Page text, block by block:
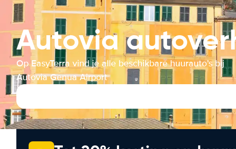
Autovia
Op EasyTerra vind je alle beschikbare huurauto’s bij
Autovia Genua Airport